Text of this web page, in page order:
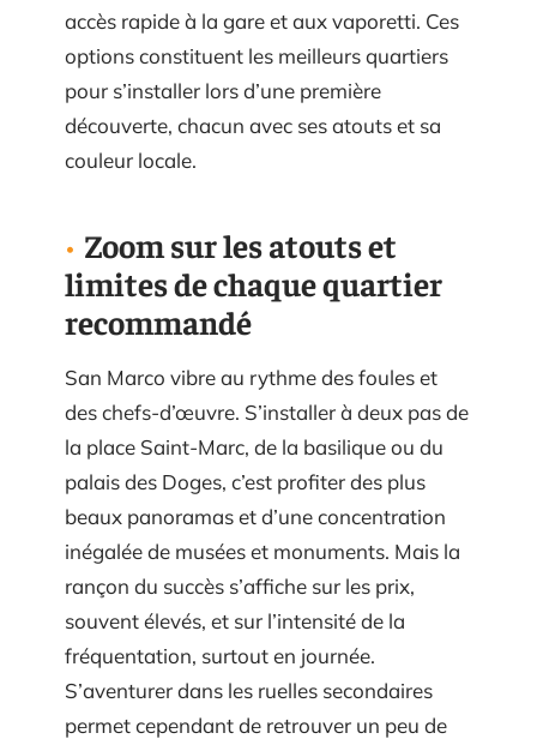
accès rapide à la gare et aux vaporetti. Ces
options constituent les meilleurs quartiers
pour s’installer lors d’une première
découverte, chacun avec ses atouts et sa
couleur locale.
Zoom sur les atouts et
limites de chaque quartier
recommandé
San Marco vibre au rythme des foules et
des chefs-d’œuvre. S’installer à deux pas de
la place Saint-Marc, de la basilique ou du
palais des Doges, c’est profiter des plus
beaux panoramas et d’une concentration
inégalée de musées et monuments. Mais la
rançon du succès s’affiche sur les prix,
souvent élevés, et sur l’intensité de la
fréquentation, surtout en journée.
S’aventurer dans les ruelles secondaires
permet cependant de retrouver un peu de